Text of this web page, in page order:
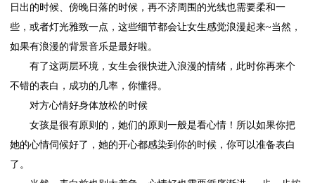
日出的时候、傍晚日落的时候，再不济周围的光线也需要柔和一
些，或者灯光雅致一点，这些细节都会让女生感觉浪漫起来~当然，
如果有浪漫的背景音乐是最好啦。
有了这两层环境，女生会很快进入浪漫的情绪，此时你再来个
不错的表白，成功的几率，你懂得。
对方心情好身体放松的时候
女孩是很有原则的，她们的原则一般是看心情！所以如果你把
她的心情伺候好了，她的开心都感染到你的时候，你可以准备表白
了。